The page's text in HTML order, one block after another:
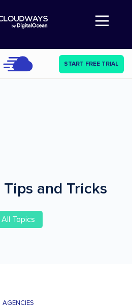
Abre a navegação
START FREE TRIAL
Tips and Tricks
All Topics
AGENCIES